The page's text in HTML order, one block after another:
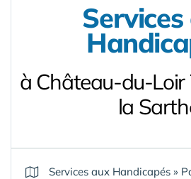
à Château-du-
la
Services aux Handicapés »